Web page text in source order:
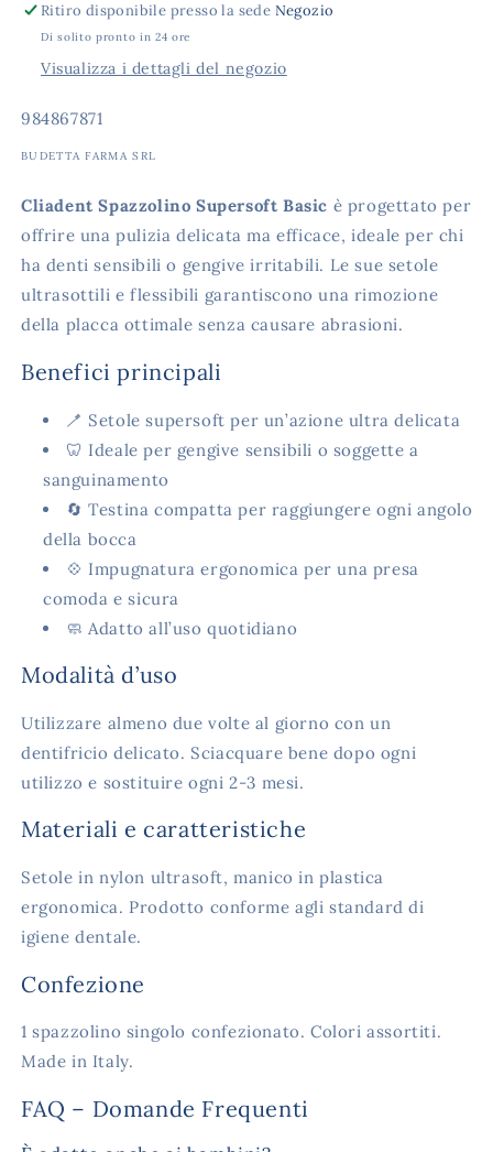
per
Denti
e
Sensibili
per
Denti
e
Ritiro disponibile presso la sede Negozio
Di solito pronto in 24 ore
Visualizza i dettagli del negozio
SKU:
984867871
BUDETTA FARMA SRL
Cliadent Spazzolino Supersoft Basic è progettato per
offrire una pulizia delicata ma efficace, ideale per chi
ha denti sensibili o gengive irritabili. Le sue setole
ultrasottili e flessibili garantiscono una rimozione
della placca ottimale senza causare abrasioni.
Benefici principali
🪥 Setole supersoft per un’azione ultra delicata
🦷 Ideale per gengive sensibili o soggette a
sanguinamento
🔄 Testina compatta per raggiungere ogni angolo
della bocca
💠 Impugnatura ergonomica per una presa
comoda e sicura
🧼 Adatto all’uso quotidiano
Modalità d’uso
Utilizzare almeno due volte al giorno con un
dentifricio delicato. Sciacquare bene dopo ogni
utilizzo e sostituire ogni 2-3 mesi.
Materiali e caratteristiche
Setole in nylon ultrasoft, manico in plastica
ergonomica. Prodotto conforme agli standard di
igiene dentale.
Confezione
1 spazzolino singolo confezionato. Colori assortiti.
Made in Italy.
FAQ – Domande Frequenti